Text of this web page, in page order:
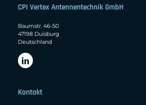
CPI Vertex Antennentechnik GmbH
Baumstr. 46-50
47198 Duisburg
Deutschland
Kontakt